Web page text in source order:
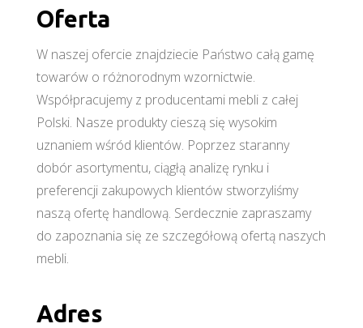
Oferta
W naszej ofercie znajdziecie Państwo całą gamę
towarów o różnorodnym wzornictwie.
Współpracujemy z producentami mebli z całej
Polski. Nasze produkty cieszą się wysokim
uznaniem wśród klientów. Poprzez staranny
dobór asortymentu, ciągłą analizę rynku i
preferencji zakupowych klientów stworzyliśmy
naszą ofertę handlową. Serdecznie zapraszamy
do zapoznania się ze szczegółową ofertą naszych
mebli.
Adres